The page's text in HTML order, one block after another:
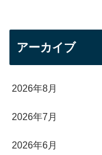
アーカイブ
2026年8月
2026年7月
2026年6月